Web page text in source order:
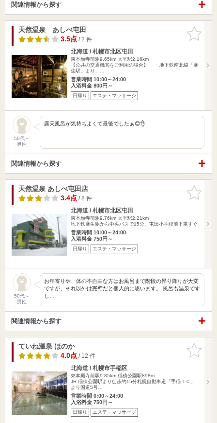
関連情報から探す
お気に入
りに追加
天然温泉 あしべ屯田
3.5点/ 2 件
北海道 / 札幌市北区屯田
東本願寺前駅9.65km 太平駅2.16km
【公共の交通機関をご利用の場合】 ・地下鉄南北線「麻
生駅」より、…
営業時間 10:00～24:00
入浴料金 800円～
日帰り エステ・マッサージ
50代～
男性
露天風呂が気持ちよくて最後でしたぁ😊👌
関連情報から探す
お気に入
りに追加
天然温泉 あしべ屯田店
3.4点/ 8 件
北海道 / 札幌市北区屯田
東本願寺前駅9.76km 太平駅2.21km
地下鉄麻生駅から中央バスで15分、屯田小学校前下車すぐ
営業時間 10:00～24:00
入浴料金 750円～
日帰り エステ・マッサージ
50代～
男性
お年寄りや、体の不自由な方はお風呂まで階段の昇り降りが大変
ですが、それ以外は完璧だと個人的に思います。 風呂も温泉です
し…
関連情報から探す
お気に入
りに追加
ていね温泉 ほのか
4.0点/ 12 件
北海道 / 札幌市手稲区
東本願寺前駅9.85km 稲積公園駅898m
JR 稲積公園駅より徒歩約15分札幌自動車道「手稲ＩＣ」
より国道5号…
営業時間 0:00～24:00
入浴料金 750円～
日帰り エステ・マッサージ